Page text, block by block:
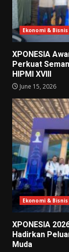
Ekonomi & Bisnis
XPONESIA
Perkuat
HIPMI XVIII
June 15, 2026
Ekonomi & Bisnis
XPONESIA
Hadirkan
Muda